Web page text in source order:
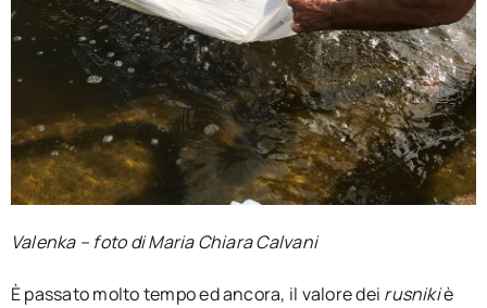
Valenka – foto di Maria Chiara Calvani
È passato molto tempo ed ancora, il valore dei rusnikiè